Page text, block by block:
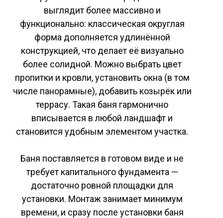
выглядит более массивно и
функционально: классическая округлая
форма дополняется удлинённой
конструкцией, что делает её визуально
более солидной. Можно выбрать цвет
пропитки и кровли, установить окна (в том
числе панорамные), добавить козырёк или
террасу. Такая баня гармонично
вписывается в любой ландшафт и
становится удобным элементом участка.
Баня поставляется в готовом виде и не
требует капитального фундамента —
достаточно ровной площадки для
установки. Монтаж занимает минимум
времени, и сразу после установки баня